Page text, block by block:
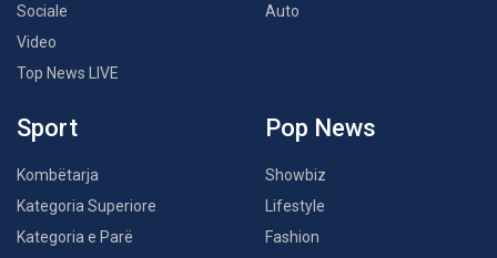
Sociale
Video
Top News LIVE
Auto
Sport
Kombëtarja
Kategoria Superiore
Kategoria e Parë
Pop News
Showbiz
Lifestyle
Fashion